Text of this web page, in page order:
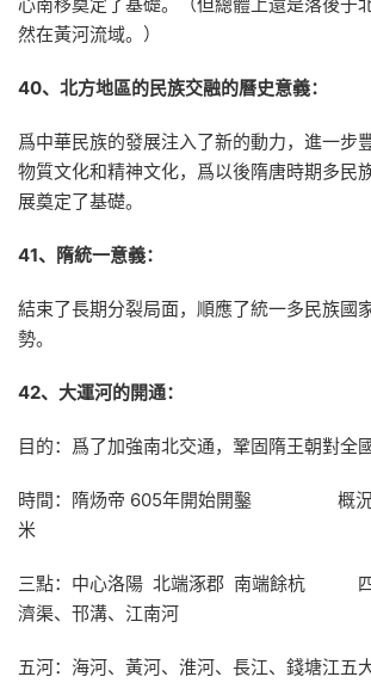
然在黃河流域。）
40、北方地區的民族交融的曆史意義：
爲中華民族的發展注入了新的動力，進一步
物質文化和精神文化，爲以後隋唐時期多民
展奠定了基礎。
41、隋統一意義：
結束了長期分裂局面，順應了統一多民族國
勢。
42、大運河的開通：
目的：爲了加強南北交通，鞏固隋王朝對全
時間：隋炀帝 605年開始開鑿 概況
米
三點：中心洛陽 北端涿郡 南端餘杭 四
濟渠、邗溝、江南河
五河：海河、黃河、淮河、長江、錢塘江五